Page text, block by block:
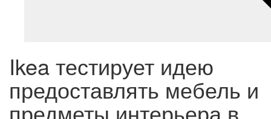
Ikea тестирует идею
предоставлять мебель и